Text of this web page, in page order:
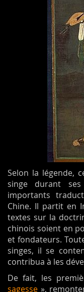
Selon la légende,
singe durant
importants
Chine. Il partit en
textes sur la
chinois soient en
et fondateurs.
singes, il se
contribua à les
De fait, les
sagesse »,